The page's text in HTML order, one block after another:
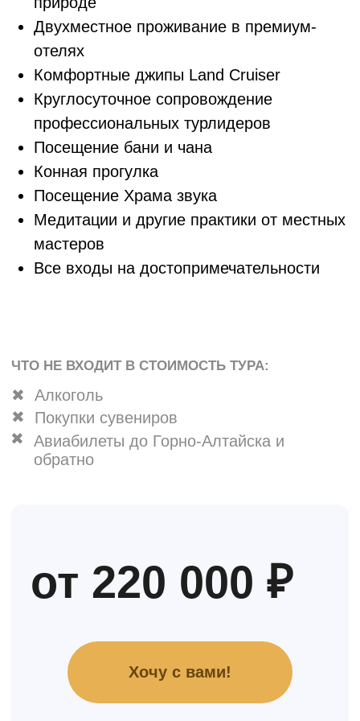
5 КУПИ АВИАБИЛЕТЫ
Мы поможем с выбором авиабилетов,
предлагая лучшие рейсы по
выгодным ценам
6 ВСТУПИ В ЧАТ УЧАСТНИКОВ
Добавься в чат участников и
познакомься с другими девушками